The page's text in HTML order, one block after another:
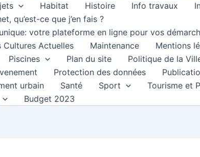
Habitat Histoire Info travaux
qu’est-ce que j’en fais ?
votre plateforme en ligne pour vos
Cultures Actuelles
Maintenance Mentions
Piscines Plan du site Politique de la
Protection des données
urbain
Santé Sport Tourisme et
Budget 2023